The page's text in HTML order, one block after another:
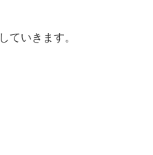
ていきます。